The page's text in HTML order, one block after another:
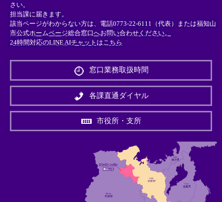
さい。
担当課に届きます。
該当ページがわからない方は、電話0773-22-6111（代表）または福知山
市公式ホームページ総合窓口へお問い合わせください。
24時間対応のLINE AIチャットはこちら
外
リ
ン
＞
窓口業務取扱時間
各課直通ダイヤル
市役所・支所